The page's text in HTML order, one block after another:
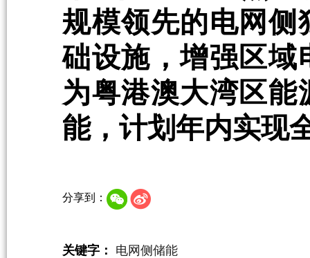
规模领先的电网侧
础设施，增强区域
为粤港澳大湾区
能，计划年内实现
分享到：
关键字： 电网侧储能